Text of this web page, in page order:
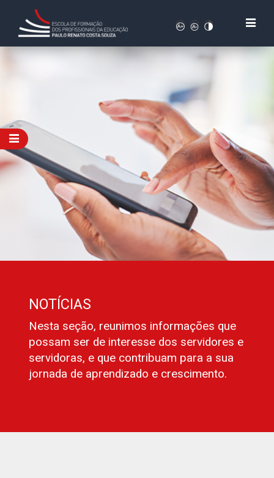
NOTÍCIAS
Nesta seção, reunimos informações que
possam ser de interesse dos servidores e
servidoras, e que contribuam para a sua
jornada de aprendizado e crescimento.